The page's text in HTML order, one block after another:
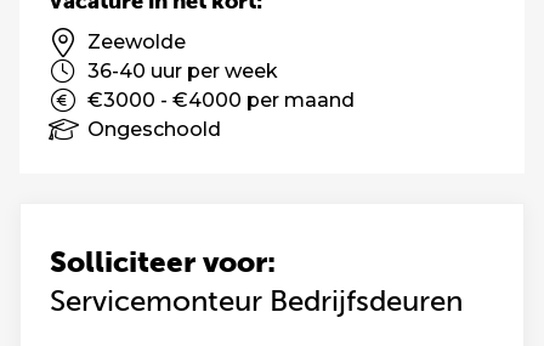
Solliciteer voor:
Servicemonteur Bedrijfsdeuren
Zeewolde
36-40 uur per week
€3000 - €4000 per maand
Ongeschoold